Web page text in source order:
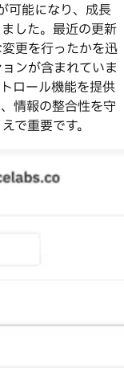
可能になり、成長
した。最近の更新
変更を行ったかを迅
ンが含まれていま
ロール機能を提供
情報の整合性を守
で重要です。